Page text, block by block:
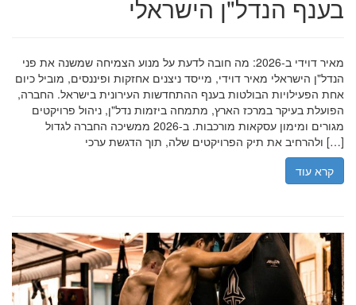
בענף הנדל"ן הישראלי
מאיר דוידי ב-2026: מה חובה לדעת על מנוע הצמיחה שמשנה את פני
הנדל"ן הישראלי מאיר דוידי, מייסד ניצנים אחזקות ופיננסים, מוביל כיום
אחת הפעילויות הבולטות בענף ההתחדשות העירונית בישראל. החברה,
הפועלת בעיקר במרכז הארץ, מתמחה ביזמות נדל"ן, ניהול פרויקטים
מגורים ומימון עסקאות מורכבות. ב-2026 ממשיכה החברה לגדול
ולהרחיב את תיק הפרויקטים שלה, תוך הדגשת ערכי […]
קרא עוד